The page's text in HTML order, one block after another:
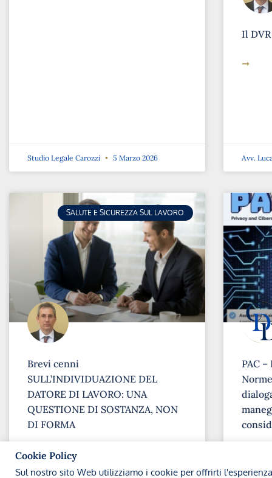
Studio Legale Carozzi 5 Marzo 2026
Il
➞
Avv.
SALUTE E SICUREZZA SUL LAVORO
Brevi cenni
SULL’INDIVIDUAZIONE DEL
DATORE DI LAVORO: UNA
QUESTIONE DI SOSTANZA, NON
DI FORMA
➞
PAC
Cookie Policy
Sul nostro sito Web utilizziamo i cookie per offrirti